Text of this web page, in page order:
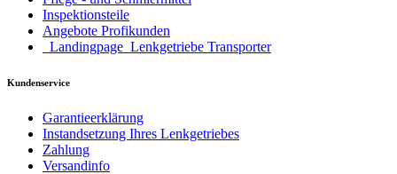
Inspektionsteile
Angebote Profikunden
_Landingpage_Lenkgetriebe Transporter
Kundenservice
Garantieerklärung
Instandsetzung Ihres Lenkgetriebes
Zahlung
Versandinfo